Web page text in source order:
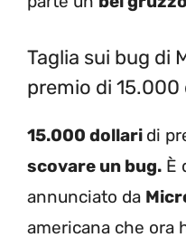
Taglia sui bug di
premio di 15.000
15.000 dollari di
scovare un bug. È
annunciato da
americana che ora